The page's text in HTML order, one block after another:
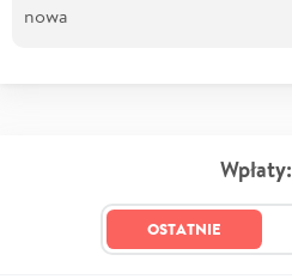
nowa
Wpłaty:
OSTATNIE